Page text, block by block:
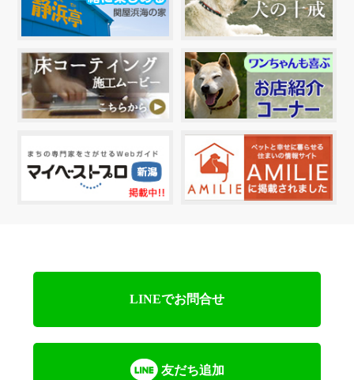
LINEでお問合せ
友だち追加